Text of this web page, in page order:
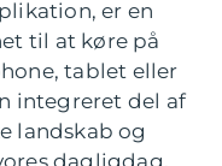
er en
til at køre på
tablet eller
integreret del af
landskab og
dagligdag.